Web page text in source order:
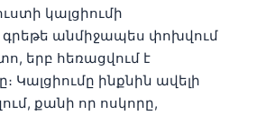
կալցիումի
գրեթե անմիջապես փոխվում
երբ հեռացվում է
Կալցիումը ինքնին ավելի
քանի որ ոսկորը,